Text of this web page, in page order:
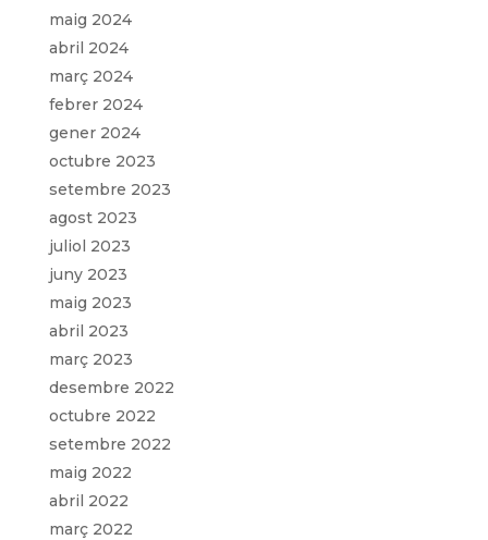
maig 2024
abril 2024
març 2024
febrer 2024
gener 2024
octubre 2023
setembre 2023
agost 2023
juliol 2023
juny 2023
maig 2023
abril 2023
març 2023
desembre 2022
octubre 2022
setembre 2022
maig 2022
abril 2022
març 2022